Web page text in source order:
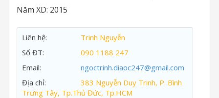
Năm XD: 2015
Liên hệ:
Trinh Nguyễn
Số ĐT:
090 1188 247
Email:
ngoctrinh.diaoc247@gmail.com
Địa chỉ:
383 Nguyễn Duy Trinh, P. Bình
Trưng Tây, Tp.Thủ Đức, Tp.HCM